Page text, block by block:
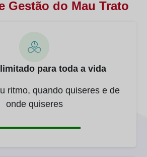
Gestão do Mau Trato
para toda a vida
ritmo, quando quiseres e de
onde quiseres